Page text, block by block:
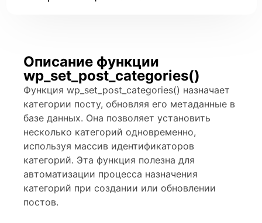
Описание функции
wp_set_post_categories()
Функция wp_set_post_categories() назначает
категории посту, обновляя его метаданные в
базе данных. Она позволяет установить
несколько категорий одновременно,
используя массив идентификаторов
категорий. Эта функция полезна для
автоматизации процесса назначения
категорий при создании или обновлении
постов.